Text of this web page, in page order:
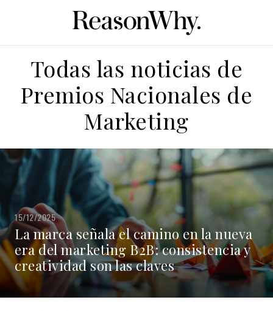
Todas las noticias de
Premios Nacionales de
Marketing
15/12/2025
La marca señala el camino en la nueva
era del marketing B2B: consistencia y
creatividad son las claves